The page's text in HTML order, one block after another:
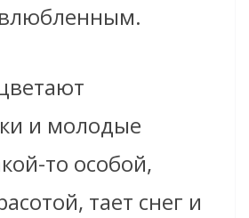
и молодые
то особой,
тает снег и